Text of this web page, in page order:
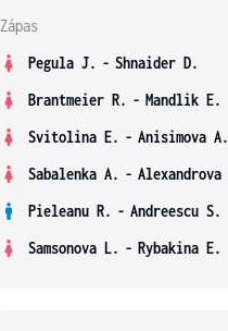
Zápas
Pegula J. - Shnaider D.
Brantmeier R. - Mandlik E.
Svitolina E. - Anisimova A.
Sabalenka A. -
Pieleanu R. - Andreescu S.
Samsonova L. - Rybakina E.